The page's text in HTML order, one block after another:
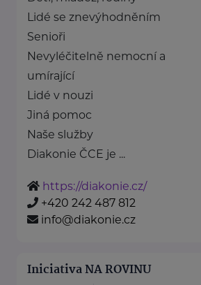
Lidé se znevýhodněním
Senioři
Nevyléčitelně nemocní a
umírající
Lidé v nouzi
Jiná pomoc
Naše služby
Diakonie ČCE je ...
https://diakonie.cz/
+420 242 487 812
info@diakonie.cz
Iniciativa NA ROVINU